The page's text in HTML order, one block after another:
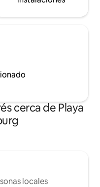
cerca de Playa
locales